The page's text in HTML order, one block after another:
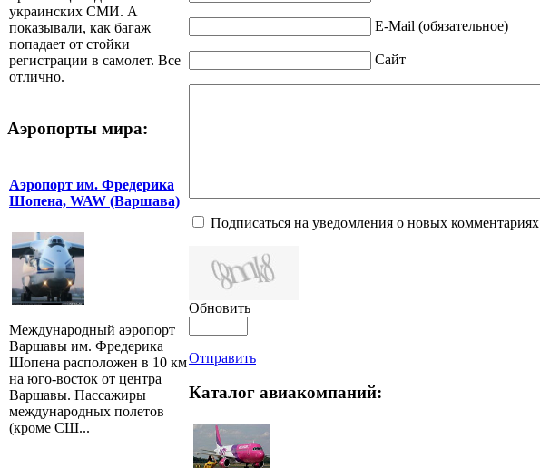
украинских СМИ. А
показывали, как багаж
попадает от стойки
регистрации в самолет. Все
отлично.
Аэропорты мира:
Аэропорт им. Фредерика
Шопена, WAW (Варшава)
Международный аэропорт
Варшавы им. Фредерика
Шопена расположен в 10 км
на юго-восток от центра
Варшавы. Пассажиры
международных полетов
(кроме СШ...
E-Mail (обязательное)
Сайт
Подписаться на уведомления о новых комментариях
Обновить
Отправить
Каталог авиакомпаний: